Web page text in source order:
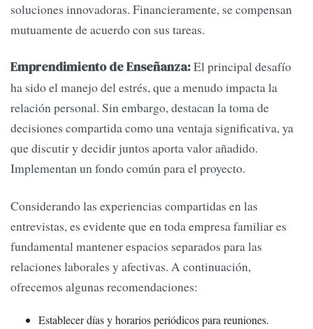
soluciones innovadoras. Financieramente, se compensan
mutuamente de acuerdo con sus tareas.
Emprendimiento de Enseñanza:El principal desafío
ha sido el manejo del estrés, que a menudo impacta la
relación personal. Sin embargo, destacan la toma de
decisiones compartida como una ventaja significativa, ya
que discutir y decidir juntos aporta valor añadido.
Implementan un fondo común para el proyecto.
Considerando las experiencias compartidas en las
entrevistas, es evidente que en toda empresa familiar es
fundamental mantener espacios separados para las
relaciones laborales y afectivas. A continuación,
ofrecemos algunas recomendaciones:
Establecer días y horarios periódicos para reuniones.